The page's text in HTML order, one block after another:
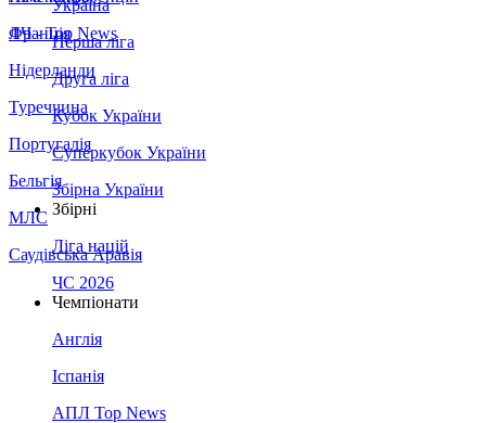
Франція
Нідерланди
Туреччина
Португалія
Бельгія
МЛС
Саудівська Аравія
ЛЧ - Top News
Україна
Перша ліга
Друга ліга
Кубок України
Суперкубок України
Збірна України
Збірні
Ліга націй
ЧС 2026
Чемпіонати
Англія
Іспанія
АПЛ Top News